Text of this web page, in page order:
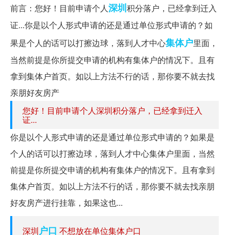
前言：您好！目前申请个人深圳积分落户，已经拿到迁入
证...你是以个人形式申请的还是通过单位形式申请的？如
果是个人的话可以打擦边球，落到人才中心集体户里面，
当然前提是你所提交申请的机构有集体户的情况下。且有
拿到集体户首页。如以上方法不行的话，那你要不就去找
亲朋好友房产
您好！目前申请个人深圳积分落户，已经拿到迁入
证...
你是以个人形式申请的还是通过单位形式申请的？如果是
个人的话可以打擦边球，落到人才中心集体户里面，当然
前提是你所提交申请的机构有集体户的情况下。且有拿到
集体户首页。如以上方法不行的话，那你要不就去找亲朋
好友房产进行挂靠，如果这也...
深圳户口 不想放在单位集体户口